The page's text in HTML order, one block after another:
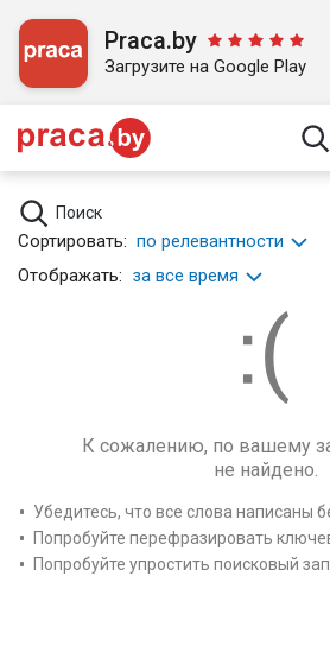
Praca.by
Загрузите на Google Play
Поиск
Сортировать: по релевантности
Отображать: за все время
К сожалению, по вашему
не найдено.
Убедитесь, что все слова написаны
Попробуйте перефразировать
Попробуйте упростить поисковый